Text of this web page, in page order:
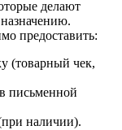
делают
предоставить:
(товарный чек,
письменной
наличии).